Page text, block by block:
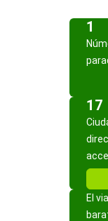
1
17
El